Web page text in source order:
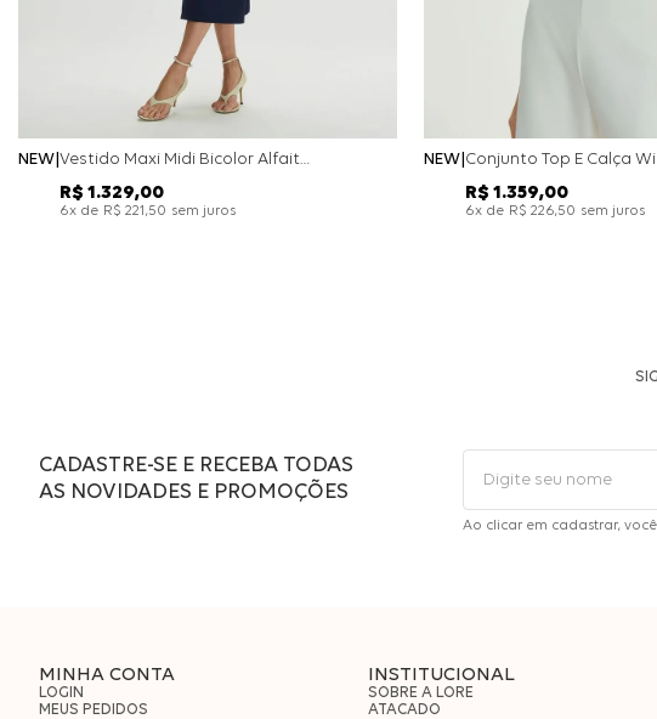
NEW Vestido Maxi Midi Bicolor Alfaitaria Navy - Marinho
R$ 1 .329,00
6x de R$ 221 ,50 sem juros
NEW
R$ 1 .359,00
6x de R$ 226,50 sem juros
CADASTRE-SE E RECEBA TODAS
AS NOVIDADES E PROMOÇÕES
Ao clicar em cadastrar,
MINHA CONTA
LOGIN
MEUS PEDIDOS
INSTITUCIONAL
SOBRE A LORE
ATACADO